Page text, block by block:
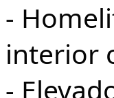
-
interior
-